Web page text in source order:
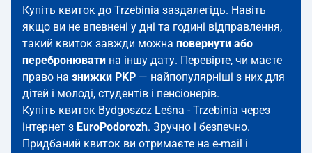
Купіть квиток до Trzebinia заздалегідь. Навіть
якщо ви не впевнені у дні та годині відправлення,
такий квиток завжди можна повернути або
перебронювати на іншу дату. Перевірте, чи маєте
право на знижки PKP — найпопулярніші з них для
дітей і молоді, студентів і пенсіонерів.
Купіть квиток Bydgoszcz Leśna - Trzebinia через
інтернет з EuroPodorozh. Зручно і безпечно.
Придбаний квиток ви отримаєте на e-mail і